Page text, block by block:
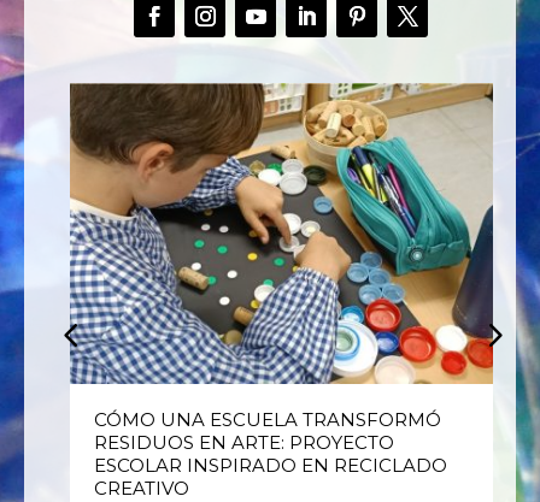
CÓMO UNA ESCUELA TRANSFORMÓ
RESIDUOS EN ARTE: PROYECTO
ESCOLAR INSPIRADO EN RECICLADO
CREATIVO